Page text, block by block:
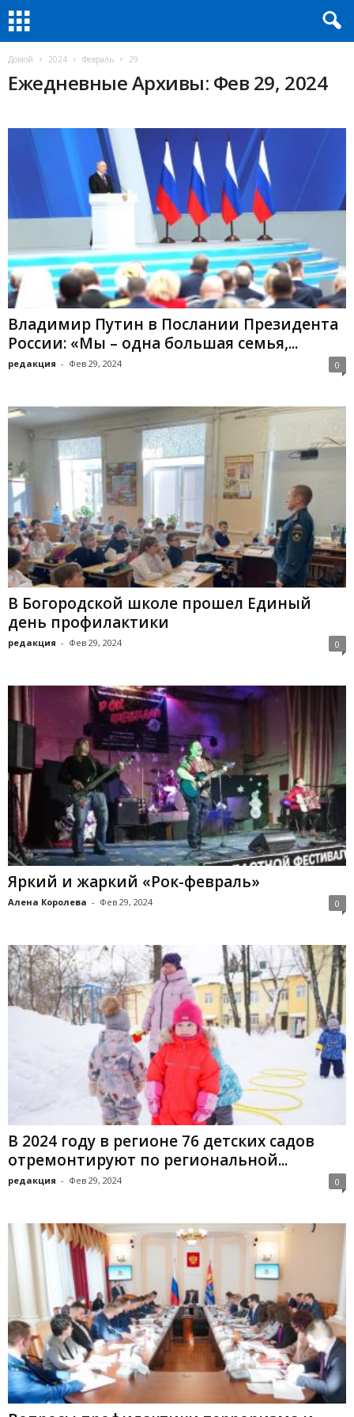
Домой 2024 Февраль 29
Ежедневные Архивы: Фев 29, 2024
Владимир Путин в Послании Президента
России: «Мы – одна большая семья,...
редакция - Фев 29, 2024 0
В Богородской школе прошел Единый
день профилактики
редакция - Фев 29, 2024 0
Яркий и жаркий «Рок-февраль»
Алена Королева - Фев 29, 2024 0
В 2024 году в регионе 76 детских садов
отремонтируют по региональной...
редакция - Фев 29, 2024 0